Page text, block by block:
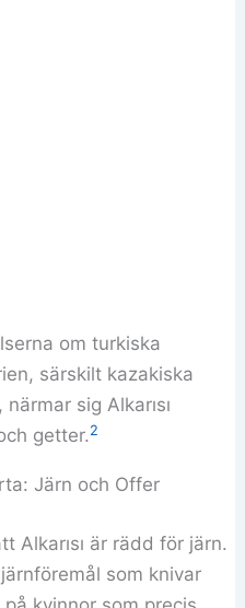
om turkiska
särskilt kazakiska
sig Alkarısı
getter.2
Järn och Offer
Alkarısı är rädd för järn.
som knivar